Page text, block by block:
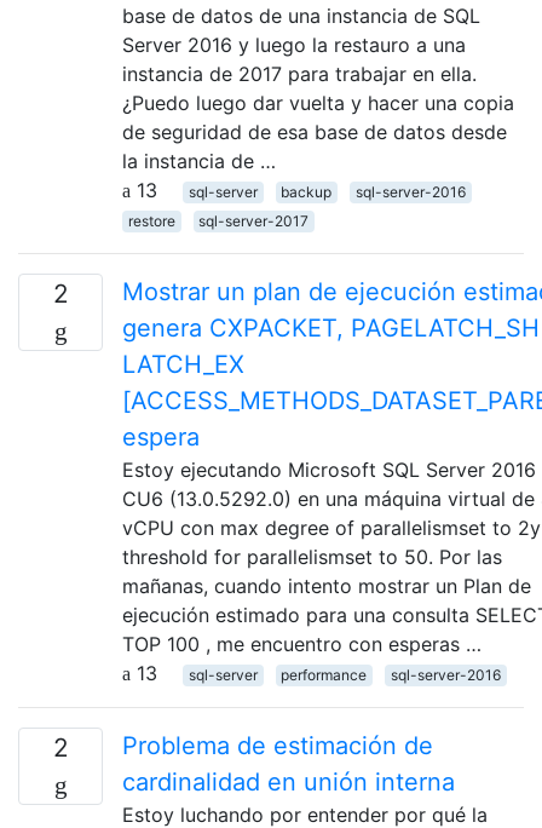
base de datos de una instancia de SQL
Server 2016 y luego la restauro a una
instancia de 2017 para trabajar en ella.
¿Puedo luego dar vuelta y hacer una copia
de seguridad de esa base de datos desde
la instancia de …
13
sql-server backup
sql-server-2016
restore
sql-server-2017
2
Mostrar un plan de ejecución
genera CXPACKET,
LATCH_EX
espera
Estoy ejecutando Microsoft SQL Server 2016
CU6 (13.0.5292.0) en una máquina virtual de
vCPU con max degree of parallelismset to
threshold for parallelismset to 50. Por las
mañanas, cuando intento mostrar un Plan de
ejecución estimado para una consulta
TOP 100 , me encuentro con esperas …
13
sql-server performance sql-server-2016
2
Problema de estimación de
cardinalidad en unión interna
Estoy luchando por entender por qué la